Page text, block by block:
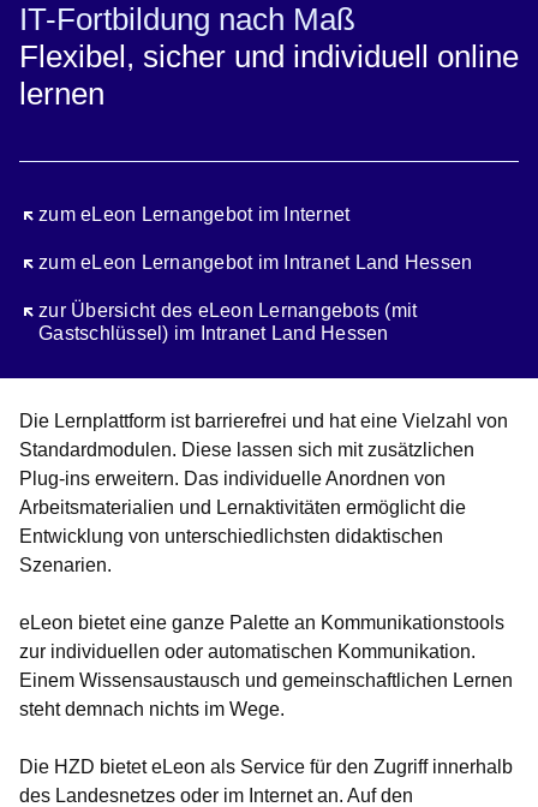
IT-Fortbildung nach Maß
Flexibel, sicher und individuell online
lernen
zum eLeon Lernangebot im Internet
Öffnet sich in einem neuen Fenster
zum eLeon Lernangebot im Intranet Land Hessen
Öffnet sich in einem neuen Fenster
zur Übersicht des eLeon Lernangebots (mit
Gastschlüssel) im Intranet Land Hessen
Öffnet sich in einem neuen Fenster
Die Lernplattform ist barrierefrei und hat eine Vielzahl von
Standardmodulen. Diese lassen sich mit zusätzlichen
Plug-ins erweitern. Das individuelle Anordnen von
Arbeitsmaterialien und Lernaktivitäten ermöglicht die
Entwicklung von unterschiedlichsten didaktischen
Szenarien.
eLeon bietet eine ganze Palette an Kommunikationstools
zur individuellen oder automatischen Kommunikation.
Einem Wissensaustausch und gemeinschaftlichen Lernen
steht demnach nichts im Wege.
Die HZD bietet eLeon als Service für den Zugriff innerhalb
des Landesnetzes oder im Internet an. Auf den